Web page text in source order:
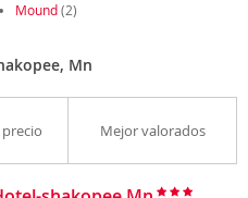
Mound(2)
Mn
Mejor valorados